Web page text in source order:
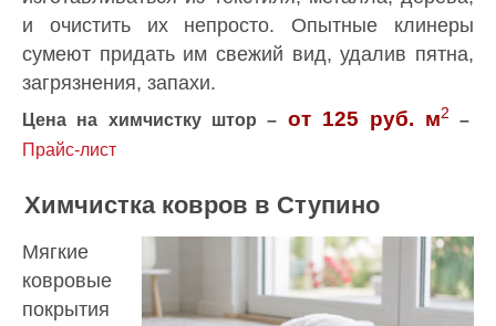
и очистить их непросто. Опытные клинеры
сумеют придать им свежий вид, удалив пятна,
загрязнения, запахи.
Цена на химчистку штор – от 125 руб. м2 –
Прайс-лист
Химчистка ковров в Ступино
Мягкие
ковровые
покрытия